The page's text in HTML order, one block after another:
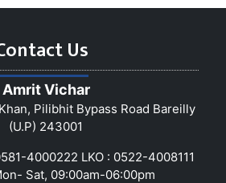
Us
Amrit Vichar
Pilibhit Bypass Road Bareilly
(U.P) 243001
4000222 LKO : 0522-4008111
Sat, 09:00am-06:00pm